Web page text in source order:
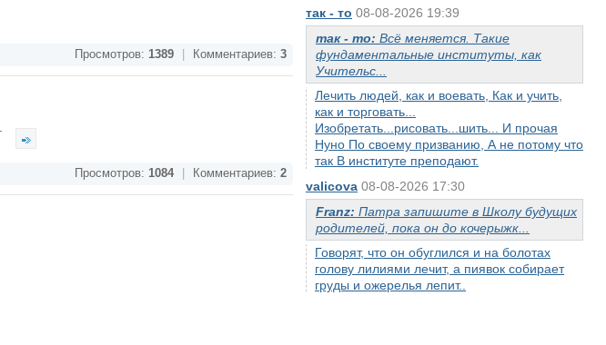
так - то 08-08-2026 19:39
так - то: Всё меняется. Такие
фундаментальные институты, как
Учительс...
Лечить людей, как и воевать, Как и учить,
как и торговать...
Изобретать...рисовать...шить... И прочая
Нуно По своему призванию, А не потому что
так В институте преподают.
valicova 08-08-2026 17:30
Franz: Патра запишите в Школу будущих
родителей, пока он до кочерыжк...
Говорят, что он обуглился и на болотах
голову лилиями лечит, а пиявок собирает
груды и ожерелья лепит..
Просмотров: 1389 Комментариев: 3
Просмотров: 1084 Комментариев: 2